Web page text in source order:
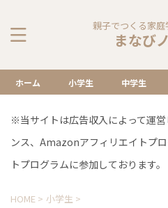
親子でつくる家
まなび
ホーム 小学生 中学生
※当サイトは広告収入によって運
ンス、Amazonアフィリエイトプ
トプログラムに参加しております。
HOME > 小学生 >